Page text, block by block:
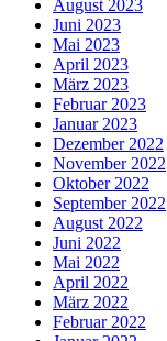
August 2023
Juni 2023
Mai 2023
April 2023
März 2023
Februar 2023
Januar 2023
Dezember 2022
November 2022
Oktober 2022
September 2022
August 2022
Juni 2022
Mai 2022
April 2022
März 2022
Februar 2022